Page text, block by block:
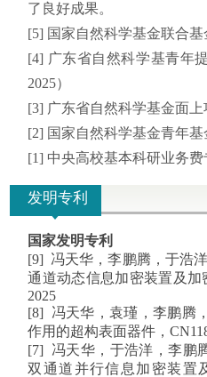
了良好成果。
[5] 国家自然科学基金联合基
[4] 广东省自然科学基青年
2025）
[3] 广东省自然科学基金面上
[2] 国家自然科学基金青年基
[1] 中央高校基本科研业务费
发明专利
国家发明专利
[9] 冯天华，李鹏腾，于浩
通道动态信息加密装置及加
2025
[8] 冯天华，袁瑾，李鹏腾
作用的超构表面器件，
[7] 冯天华，于浩洋，李鹏
双通道并行信息加密装置